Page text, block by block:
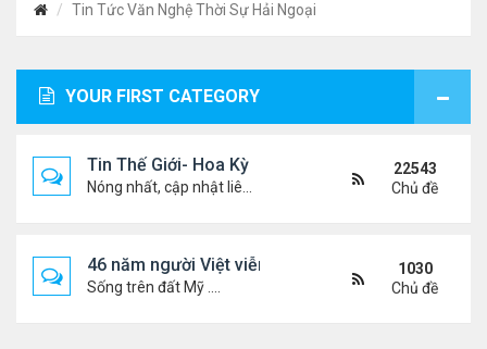
Tin Tức Văn Nghệ Thời Sự Hải Ngoại
YOUR FIRST CATEGORY
Tin Thế Giới- Hoa Kỳ
22543
Chủ đề
46 năm người Việt viễn xứ
Sống trên đất Mỹ ....
1030
Chủ đề